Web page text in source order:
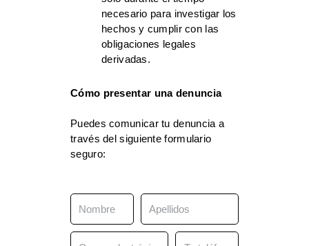
necesario para investigar los
hechos y cumplir con las
obligaciones legales
derivadas.
Cómo presentar una denuncia
Puedes comunicar tu denuncia a
través del siguiente formulario
seguro: